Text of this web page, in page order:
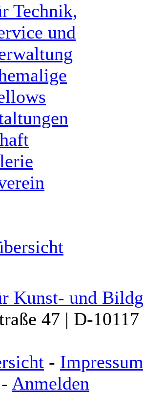
Technik,
und
Kunst- und
47 | D-
- Impressum
- Anmelden